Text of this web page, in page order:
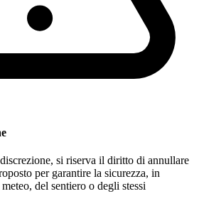
si riserva il diritto di annullare
per garantire la sicurezza, in
del sentiero o degli stessi